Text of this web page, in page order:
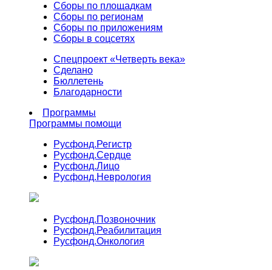
Сборы по площадкам
Сборы по регионам
Сборы по приложениям
Сборы в соцсетях
Спецпроект «Четверть века»
Сделано
Бюллетень
Благодарности
Программы
Программы помощи
Русфонд.Регистр
Русфонд.Сердце
Русфонд.Лицо
Русфонд.Неврология
Русфонд.Позвоночник
Русфонд.Реабилитация
Русфонд.Онкология